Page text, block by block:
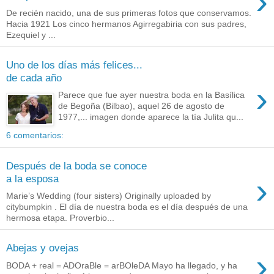
De recién nacido, una de sus primeras fotos que conservamos.
Hacia 1921 Los cinco hermanos Agirregabiria con sus padres,
Ezequiel y ...
Uno de los días más felices...
de cada año
›
Parece que fue ayer nuestra boda en la Basílica
de Begoña (Bilbao), aquel 26 de agosto de
1977,... imagen donde aparece la tía Julita qu...
6 comentarios:
Después de la boda se conoce
a la esposa
›
Marie’s Wedding (four sisters) Originally uploaded by
citybumpkin . El día de nuestra boda es el día después de una
hermosa etapa. Proverbio...
Abejas y ovejas
BODA + real = ADOraBle = arBOleDA Mayo ha llegado, y ha